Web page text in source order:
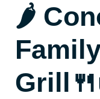
🌶️